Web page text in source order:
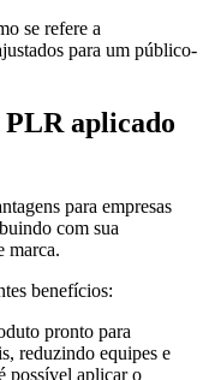
se refere a
para um público-
PLR aplicado
para empresas
com sua
marca.
benefícios:
pronto para
reduzindo equipes e
possível aplicar o